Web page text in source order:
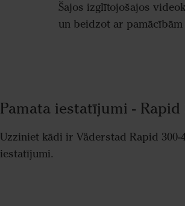
Šajos izglītojošajos
un beidzot ar
Pamata iestatījumi - Rapid
Uzziniet kādi ir Väderstad Rapid 300-
iestatījumi.